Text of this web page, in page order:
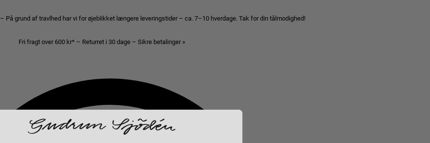
– På grund af travlhed har vi for øjeblikket længere leveringstider – ca. 7–10 hverdage. Tak for din tålmodighed!
Fri fragt over 600 kr* – Returret i 30 dage – Sikre betalinger »